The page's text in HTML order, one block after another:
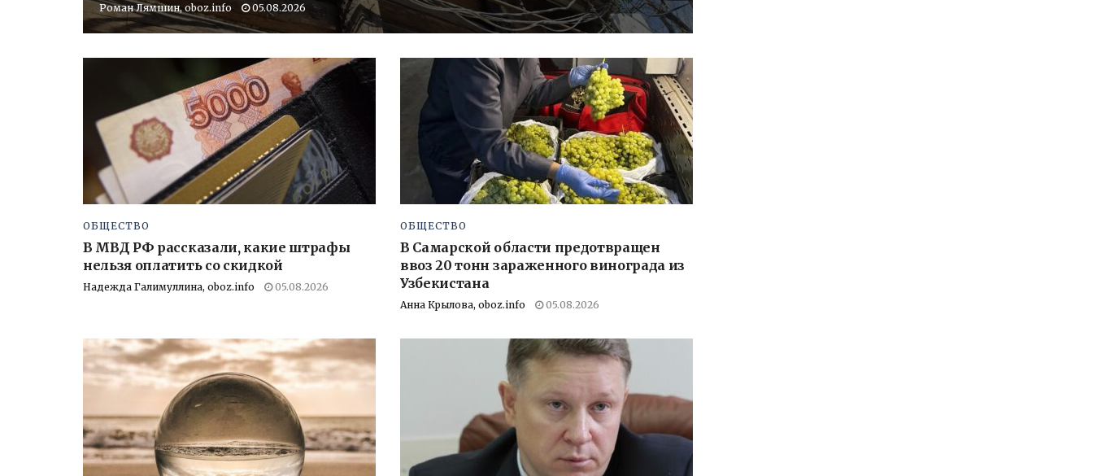
Роман Лямшин, oboz.info 05.08.2026
ОБЩЕСТВО
В МВД РФ рассказали, какие штрафы
нельзя оплатить со скидкой
Надежда Галимуллина, oboz.info 05.08.2026
ОБЩЕСТВО
В Самарской области предотвращен
ввоз 20 тонн зараженного винограда из
Узбекистана
Анна Крылова, oboz.info 05.08.2026